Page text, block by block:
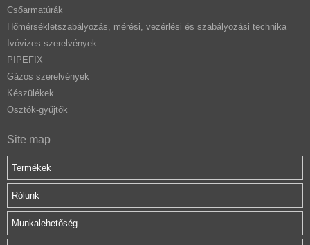
Csőarmatúrák
Hőmérsékletszabályozás, mérési, vezérlési és szabályozási technika
Ivóvizes szerelvények
PIPEFIX
Gázos szerelvények
Készülékek
Osztók-gyűjtők
Site map
Termékek
Rólunk
Munkalehetőség